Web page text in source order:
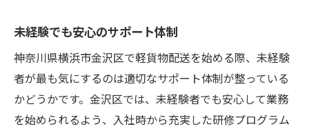
効率的なルート計画で収入アップ！未経験者に
おすすめの方法
ルートプランニングの基本
最新のナビゲーション技術を活用
交通のピークを避ける時間帯の選び方
未経験でも安心のサポート体制
神奈川県横浜市金沢区で軽貨物配送を始める際、未経験
者が最も気にするのは適切なサポート体制が整っている
かどうかです。金沢区では、未経験者でも安心して業務
を始められるよう、入社時から充実した研修プログラム